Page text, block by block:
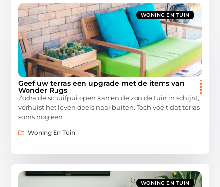
WONING EN TUIN
Geef uw terras een upgrade met de items van
Wonder Rugs
Zodra de schuifpui open kan en de zon de tuin in schijnt,
verhuist het leven deels naar buiten. Toch voelt dat terras
soms nog een
Woning En Tuin
WONING EN TUIN